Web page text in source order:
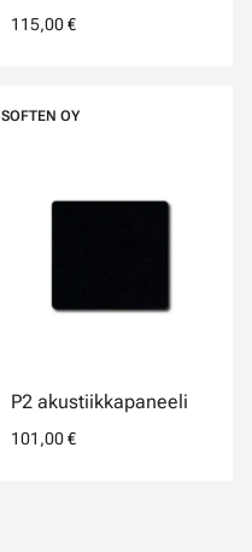
115,00 €
SOFTEN OY
P2 akustiikkapaneeli
101,00 €